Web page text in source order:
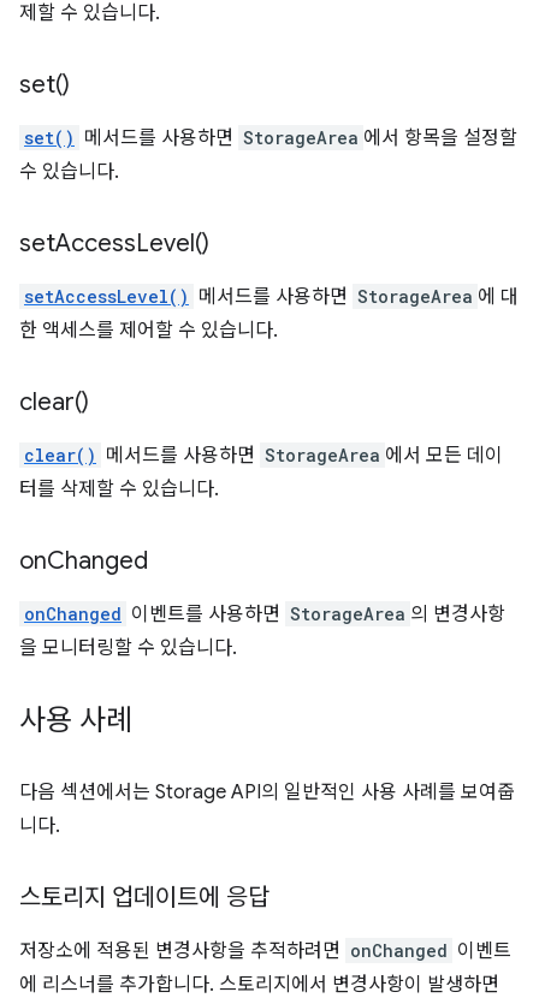
제할 수 있습니다.
set()
set() 메서드를 사용하면 StorageArea 에서 항목을 설정할
수 있습니다.
setAccessLevel()
setAccessLevel() 메서드를 사용하면 StorageArea 에 대
한 액세스를 제어할 수 있습니다.
clear()
clear() 메서드를 사용하면 StorageArea 에서 모든 데이
터를 삭제할 수 있습니다.
onChanged
onChanged 이벤트를 사용하면 StorageArea 의 변경사항
을 모니터링할 수 있습니다.
사용 사례
다음 섹션에서는 Storage API의 일반적인 사용 사례를 보여줍
니다.
스토리지 업데이트에 응답
저장소에 적용된 변경사항을 추적하려면 onChanged 이벤트
에 리스너를 추가합니다. 스토리지에서 변경사항이 발생하면